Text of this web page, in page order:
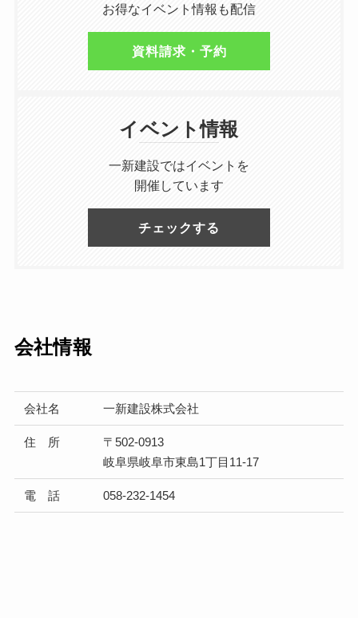
お得なイベント情報も配信
資料請求・予約
イベント情報
一新建設ではイベントを
開催しています
チェックする
会社情報
会社名 一新建設株式会社
住 所
〒502-0913
岐阜県岐阜市東島1丁目11-17
電 話 058-232-1454